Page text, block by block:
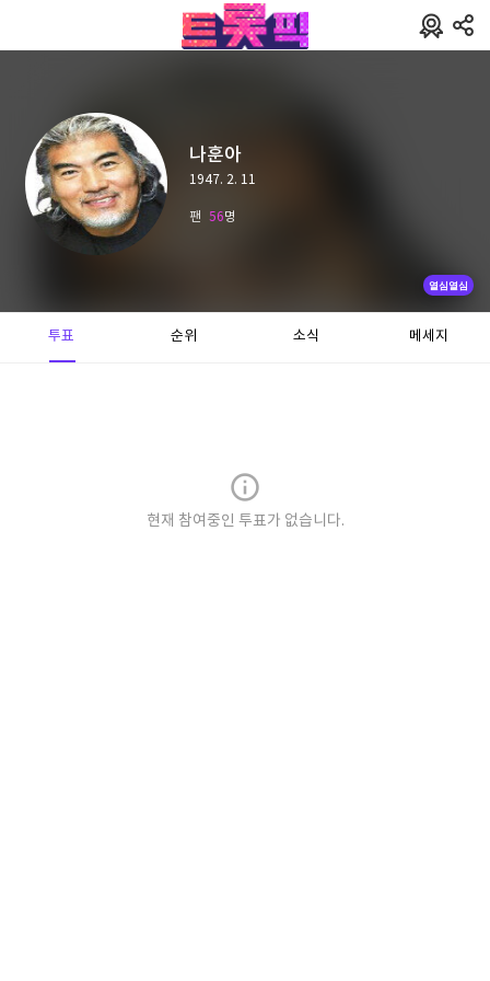
나훈아
1947. 2. 11
팬 56명
열심열심
투표 순위 소식 메세지
현재 참여중인 투표가 없습니다.